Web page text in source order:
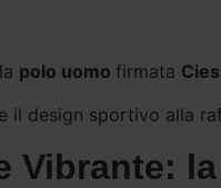
polo uomo firmata
il design sportivo alla
Vibrante: